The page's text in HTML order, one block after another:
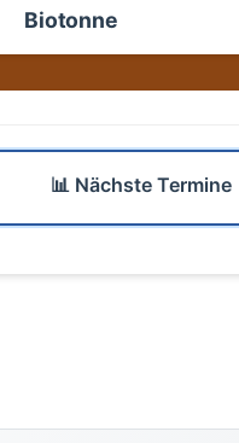
Biotonne
📊 Nächste Termine